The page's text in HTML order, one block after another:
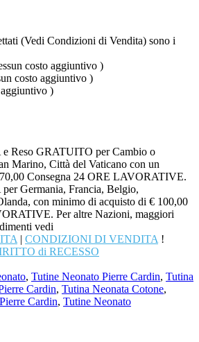
(Vedi Condizioni di Vendita) sono i
costo aggiuntivo )
costo aggiuntivo )
)
Reso GRATUITO per Cambio o
Marino, Città del Vaticano con un
Consegna 24 ORE LAVORATIVE.
Germania, Francia, Belgio,
con minimo di acquisto di € 100,00
Per altre Nazioni, maggiori
vedi
| CONDIZIONI DI VENDITA !
di RECESSO
, Tutine Neonato Pierre Cardin, Tutina
Cardin, Tutina Neonata Cotone,
Cardin, Tutine Neonato